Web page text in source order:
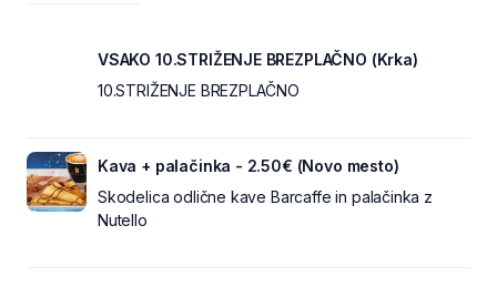
VSAKO 10.STRIŽENJE BREZPLAČNO (Krka)
10.STRIŽENJE BREZPLAČNO
Kava + palačinka - 2.50€ (Novo mesto)
Skodelica odlične kave Barcaffe in palačinka z
Nutello